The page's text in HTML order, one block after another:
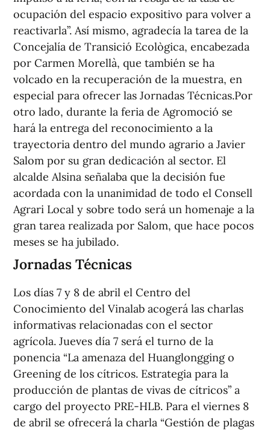
ocupación del espacio expositivo para volver a
reactivarla”. Así mismo, agradecía la tarea de la
Concejalía de Transició Ecològica, encabezada
por Carmen Morellà, que también se ha
volcado en la recuperación de la muestra, en
especial para ofrecer las Jornadas Técnicas.Por
otro lado, durante la feria de Agromoció se
hará la entrega del reconocimiento a la
trayectoria dentro del mundo agrario a Javier
Salom por su gran dedicación al sector. El
alcalde Alsina señalaba que la decisión fue
acordada con la unanimidad de todo el Consell
Agrari Local y sobre todo será un homenaje a la
gran tarea realizada por Salom, que hace pocos
meses se ha jubilado.
Jornadas Técnicas
Los días 7 y 8 de abril el Centro del
Conocimiento del Vinalab acogerá las charlas
informativas relacionadas con el sector
agrícola. Jueves día 7 será el turno de la
ponencia “La amenaza del Huanglongging o
Greening de los cítricos. Estrategia para la
producción de plantas de vivas de cítricos” a
cargo del proyecto PRE-HLB. Para el viernes 8
de abril se ofrecerá la charla “Gestión de plagas